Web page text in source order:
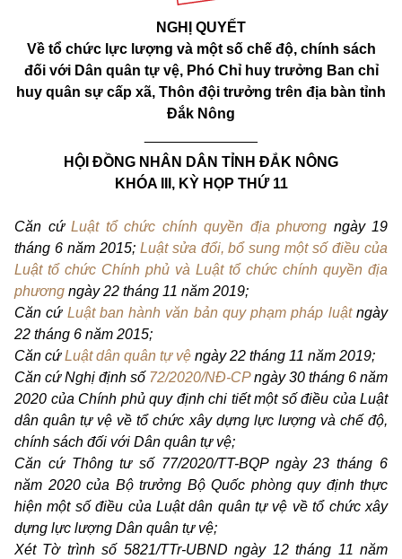
NGHỊ QUYẾT
Về tổ chức lực lượng và một số chế độ, chính sách
đối với Dân quân tự vệ, Phó Chỉ huy trưởng Ban chỉ
huy quân sự cấp xã, Thôn đội trưởng trên địa bàn tỉnh
Đắk Nông
HỘI ĐỒNG NHÂN DÂN TỈNH ĐẮK NÔNG
KHÓA III, KỲ HỌP THỨ 11
Căn cứ Luật tổ chức chính quyền địa phương ngày 19
tháng 6 năm 2015;Luật sửa đổi, bổ sung một số điều của
Luật tổ chức Chính phủ và Luật tổ chức chính quyền địa
phương ngày 22 tháng 11 năm 2019;
Căn cứ Luật ban hành văn bản quy phạm pháp luậtngày
22 tháng 6 năm 2015;
Căn cứLuật dân quân tự vệ ngày 22 tháng 11 năm 2019;
Căn cứ Nghị định số 72/2020/NĐ-CPngày 30 tháng 6 năm
2020 của Chính phủ quy định chi tiết một số điều của Luật
dân quân tự vệ về tổ chức xây dựng lực lượng và chế độ,
chính sách đối với Dân quân tự vệ;
Căn cứ Thông tư số 77/2020/TT-BQP ngày 23 tháng 6
năm 2020 của Bộ trưởng Bộ Quốc phòng quy định thực
hiện một số điều của Luật dân quân tự vệ về tổ chức xây
dựng lực lượng Dân quân tự vệ;
Xét Tờ trình số 5821/TTr-UBND ngày 12 tháng 11 năm